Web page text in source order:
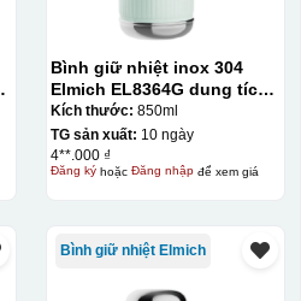
Bình giữ nhiệt inox 304
Elmich EL8364G dung tích
850ml
Kích thước: 850ml
TG sản xuất: 10 ngày
4**.000 ₫
Đăng kýhoặc Đăng nhậpđể xem giá
Bình giữ nhiệt Elmich